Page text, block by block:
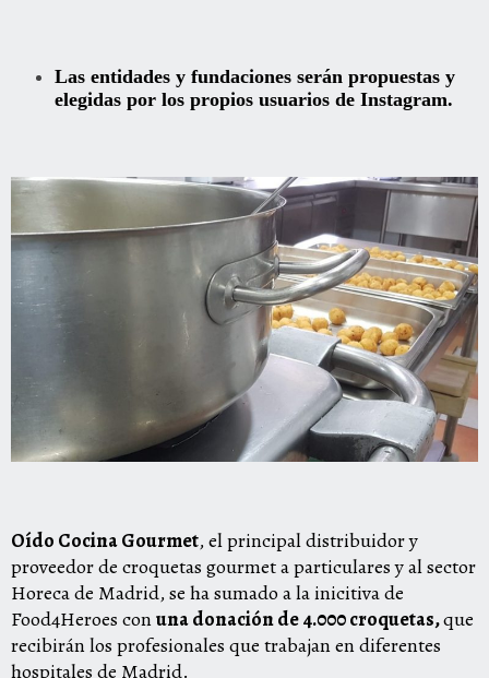
Las entidades y fundaciones serán propuestas y
elegidas por los propios usuarios de Instagram.
Oído Cocina Gourmet,el principal distribuidor y
proveedor de croquetas gourmet a particulares y al sector
Horeca de Madrid, se ha sumado a la inicitiva de
Food4Heroes conuna donación de 4.000 croquetas,que
recibirán los profesionales que trabajan en diferentes
hospitales de Madrid.